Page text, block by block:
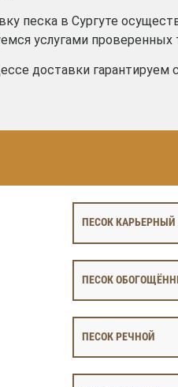
песка в Сургуте
услугами
доставки
ПЕСОК КАРЬЕРНЫЙ
ПЕСОК
ПЕСОК РЕЧНОЙ